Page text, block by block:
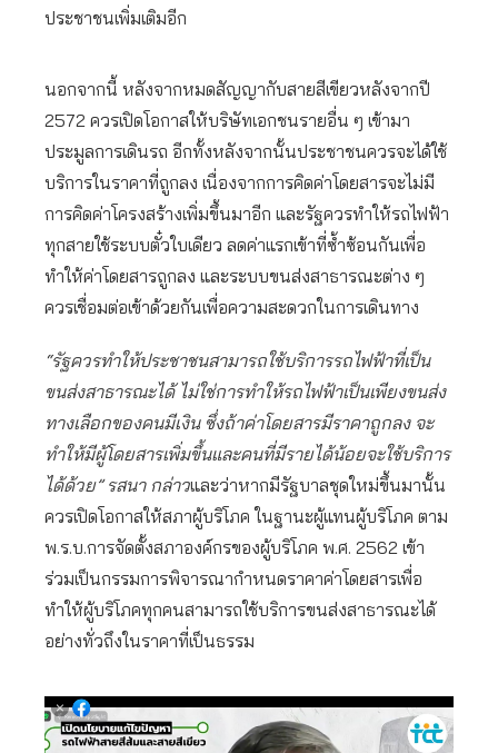
ประชาชนเพิ่มเติมอีก
นอกจากนี้ หลังจากหมดสัญญากับสายสีเขียวหลังจากปี
2572 ควรเปิดโอกาสให้บริษัทเอกชนรายอื่น ๆ เข้ามา
ประมูลการเดินรถ อีกทั้งหลังจากนั้นประชาชนควรจะได้ใช้
บริการในราคาที่ถูกลง เนื่องจากการคิดค่าโดยสารจะไม่มี
การคิดค่าโครงสร้างเพิ่มขึ้นมาอีก และรัฐควรทำให้รถไฟฟ้า
ทุกสายใช้ระบบตั๋วใบเดียว ลดค่าแรกเข้าที่ซ้ำซ้อนกันเพื่อ
ทำให้ค่าโดยสารถูกลง และระบบขนส่งสาธารณะต่าง ๆ
ควรเชื่อมต่อเข้าด้วยกันเพื่อความสะดวกในการเดินทาง
“รัฐควรทำให้ประชาชนสามารถใช้บริการรถไฟฟ้าที่เป็น
ขนส่งสาธารณะได้ ไม่ใช่การทำให้รถไฟฟ้าเป็นเพียงขนส่ง
ทางเลือกของคนมีเงิน ซึ่งถ้าค่าโดยสารมีราคาถูกลง จะ
ทำให้มีผู้โดยสารเพิ่มขึ้นและคนที่มีรายได้น้อยจะใช้บริการ
ได้ด้วย” รสนา กล่าวและว่าหากมีรัฐบาลชุดใหม่ขึ้นมานั้น
ควรเปิดโอกาสให้สภาผู้บริโภค ในฐานะผู้แทนผู้บริโภค ตาม
พ.ร.บ.การจัดตั้งสภาองค์กรของผู้บริโภค พ.ศ. 2562 เข้า
ร่วมเป็นกรรมการพิจารณากำหนดราคาค่าโดยสารเพื่อ
ทำให้ผู้บริโภคทุกคนสามารถใช้บริการขนส่งสาธารณะได้
อย่างทั่วถึงในราคาที่เป็นธรรม